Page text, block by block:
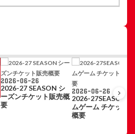
2026-06-26
2026-27 SEASON シ
ーズンチケット販売概
要
2026-06-26
2026-27SEASON
ムゲーム チケット
概要
keyboard_arrow_right